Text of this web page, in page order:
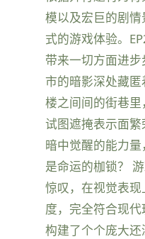
模以及宏巨的剧
式的游戏体验。
带来一切方面进
市的暗影深处藏
楼之间间的街巷
试图遮掩表示面
暗中觉醒的能力
是命运的枷锁？
惊叹，在视觉表
度，完全符合现
构建了个个庞大